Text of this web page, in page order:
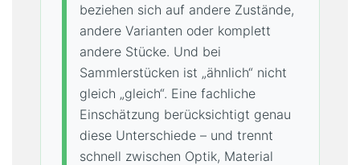
beziehen sich auf andere Zustände,
andere Varianten oder komplett
andere Stücke. Und bei
Sammlerstücken ist „ähnlich“ nicht
gleich „gleich“. Eine fachliche
Einschätzung berücksichtigt genau
diese Unterschiede – und trennt
schnell zwischen Optik, Material